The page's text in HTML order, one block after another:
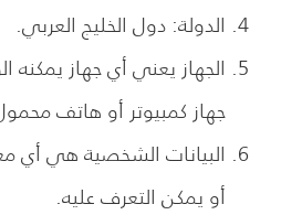
الدولة: دول الخليج العربي.
الجهاز يعني أي جهاز
جهاز كمبيوتر أو هاتف
البيانات الشخصية هي أي
أو يمكن التعرف عليه.